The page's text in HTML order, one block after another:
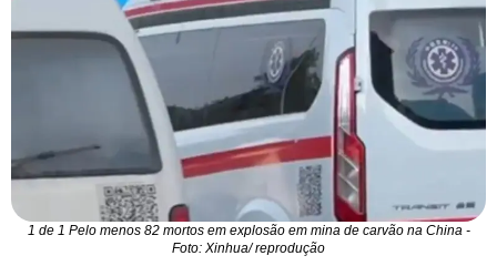
1 de 1 Pelo menos 82 mortos em explosão em mina de carvão na China -
Foto: Xinhua/ reprodução